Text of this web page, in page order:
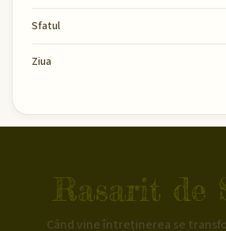
Sfatul
Ziua
Rasarit de
Când vine întreținerea se